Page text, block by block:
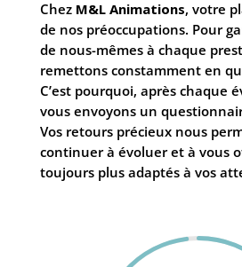
Chez M&L Animations, votre
de nos préoccupations. Pour
de nous-mêmes à chaque
remettons constamment en
C’est pourquoi, après chaque
vous envoyons un
Vos retours précieux nous
continuer à évoluer et à vous
toujours plus adaptés à vos